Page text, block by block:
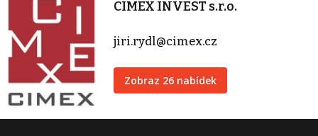
CIMEX INVEST s.r.o.
jiri.rydl@cimex.cz
Zobraz 26 nabídek